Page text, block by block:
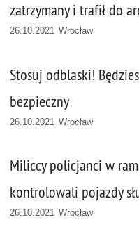
zatrzymany i trafił do
26.10.2021 Wrocław
Stosuj odblaski!
bezpieczny
26.10.2021 Wrocław
Miliccy policjanci w
kontrolowali pojazdy
26.10.2021 Wrocław